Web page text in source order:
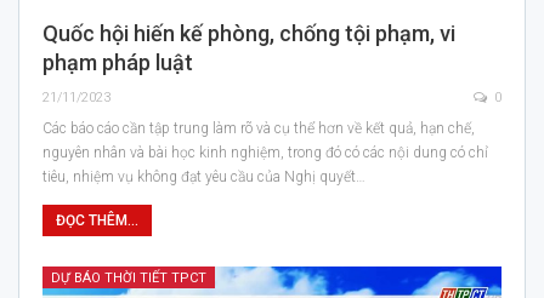
Quốc hội hiến kế phòng, chống tội phạm, vi
phạm pháp luật
21/11/2023 0
Các báo cáo cần tập trung làm rõ và cụ thể hơn về kết quả, hạn chế,
nguyên nhân và bài học kinh nghiệm, trong đó có các nội dung có chỉ
tiêu, nhiệm vụ không đạt yêu cầu của Nghị quyết…
ĐỌC THÊM...
DỰ BÁO THỜI TIẾT TPCT